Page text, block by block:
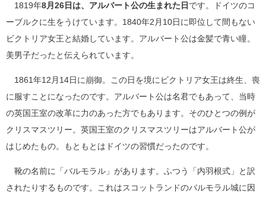
1819年8月26日は、アルバート公の生まれた日 です。ドイツのコ
ーブルクに生をうけています。1840年2月10日に即位して間もない
ビクトリア女王と結婚しています。アルバート公は金髪で青い瞳。
美男子だったと伝えられています。
1861年12月14日に崩御。この日を境にビクトリア女王は終生、喪
に服すことになったのです。アルバート公は名君でもあって、当時
の英国王室の改革に力のあった方でもあります。そのひとつの例が
クリスマスツリー。英国王室のクリスマスツリーはアルバート公が
はじめたもの。もともとはドイツの習慣だったのです。
靴の名前に「バルモラル」があります。ふつう「内羽根式」と訳
されたりするものです。これはスコットランドのバルモラル城に因